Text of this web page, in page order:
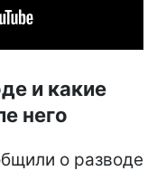
и какие
него
о разводе